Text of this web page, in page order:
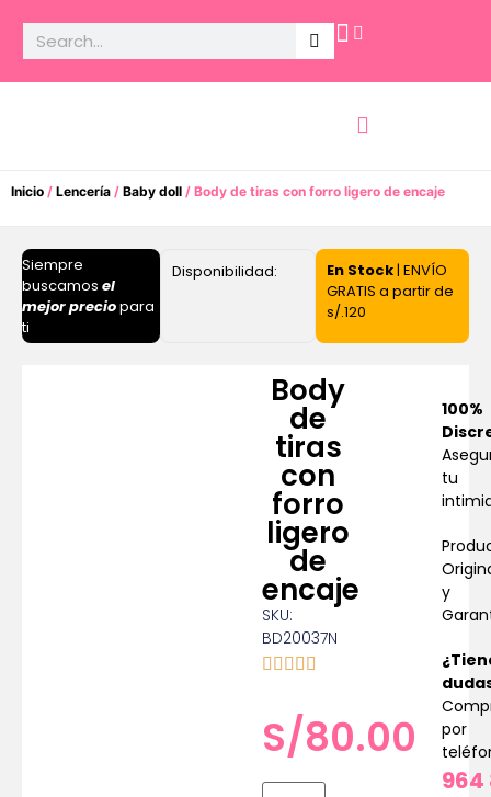
Inicio / Lencería / Baby doll / Body de tiras con forro ligero de encaje
Siempre
buscamos el
mejor preciopara
ti
Disponibilidad: En Stock| ENVÍO
GRATIS a partir de
s/.120
Body
de
tiras
con
forro
ligero
de
encaje
SKU:
BD20037N
S/80.00
100%
tu
y
por
964